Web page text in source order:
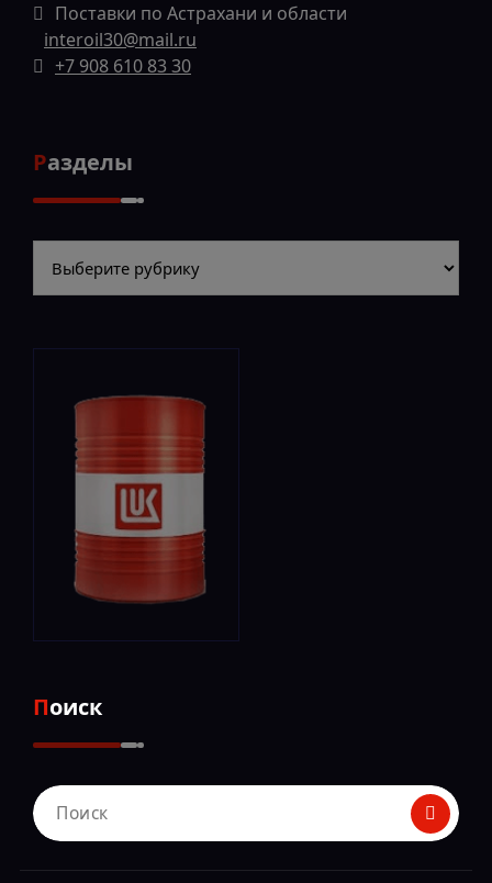
Поставки по Астрахани и области
interoil30@mail.ru
+7 908 610 83 30
Разделы
Поиск
Поиск
для: